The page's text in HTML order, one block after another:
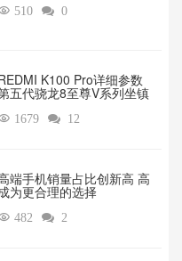
510  0
K100 Pro详细参数
五代骁龙8至尊V系列坐镇‌
1679  12
端手机销量占比创新高 高
为更合理的选择
482  2